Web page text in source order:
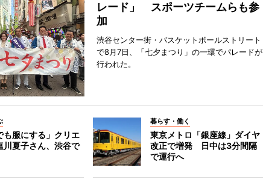
レード」 スポーツチームらも参
加
渋谷センター街・バスケットボールストリート
で8月7日、「七夕まつり」の一環でパレードが
行われた。
も服にする」クリエ
川夏子さん、渋谷で
暮らす・働く
東京メトロ「銀座線」ダイヤ
改正で増発 日中は3分間隔
で運行へ